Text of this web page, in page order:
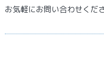
お気軽にお問い合わせくだ